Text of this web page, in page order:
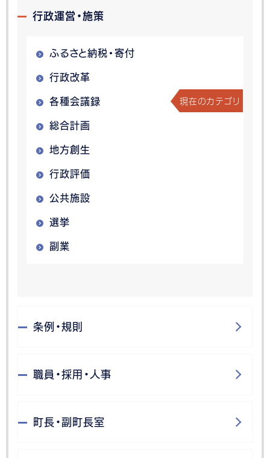
行政運営・施策
ふるさと納税・寄付
行政改革
各種会議録 現在のカテゴリ
総合計画
地方創生
行政評価
公共施設
選挙
副業
条例・規則
職員・採用・人事
町長・副町長室